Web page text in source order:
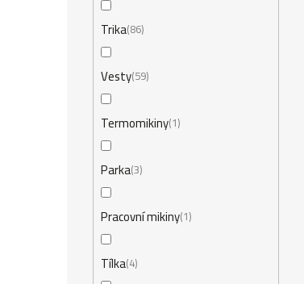
Trika 86
Vesty 59
Termomikiny 1
Parka3
Pracovní mikiny 1
Tílka 4